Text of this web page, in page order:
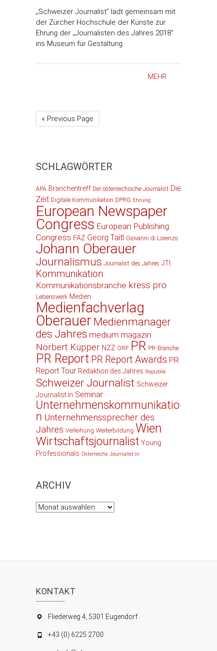
„Schweizer Journalist“ lädt gemeinsam mit
der Zürcher Hochschule der Künste zur
Ehrung der „Journalisten des Jahres 2018“
ins Museum für Gestaltung.
MEHR
« Previous Page
SCHLAGWÖRTER
APA Branchentreff Der österreichische Journalist Die
Zeit Digitale Kommunikation DPRG Ehrung
European Newspaper
Congress European Publishing
Congress FAZ Georg Taitl Giovanni di Lorenzo
Johann Oberauer
Journalismus Journalist des Jahres JTI
Kommunikation
Kommunikationsbranche kress pro
Lebenswerk Medien
Medienfachverlag
Oberauer Medienmanager
des Jahres medium magazin
Norbert Küpper NZZ ORF PR PR-Branche
PR Report PR Report Awards PR
Report Tour Redaktion des Jahres Republik
Schweizer Journalist Schweizer
Journalist:in Seminar
Unternehmenskommunikatio
n Unternehmenssprecher des
Jahres Verleihung Weiterbildung Wien
Wirtschaftsjournalist Young
Professionals Österreichs Journalist:in
ARCHIV
Archiv
KONTAKT
Fliederweg 4, 5301 Eugendorf
+43 (0) 6225 2700